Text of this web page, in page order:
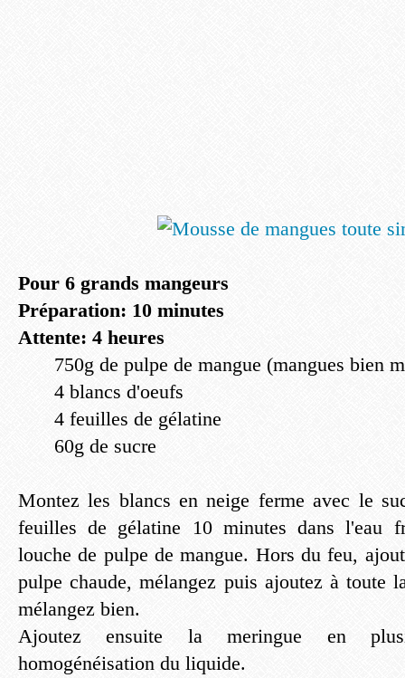
Pour 6 grands mangeurs
Préparation: 10 minutes
Attente: 4 heures
750g de pulpe de mangue (mangues bien
4 blancs d'oeufs
4 feuilles de gélatine
60g de sucre
Montez les blancs en neige ferme avec le
feuilles de gélatine 10 minutes dans l'eau
louche de pulpe de mangue. Hors du feu,
pulpe chaude, mélangez puis ajoutez à toute
mélangez bien.
Ajoutez ensuite la meringue en
homogénéisation du liquide.